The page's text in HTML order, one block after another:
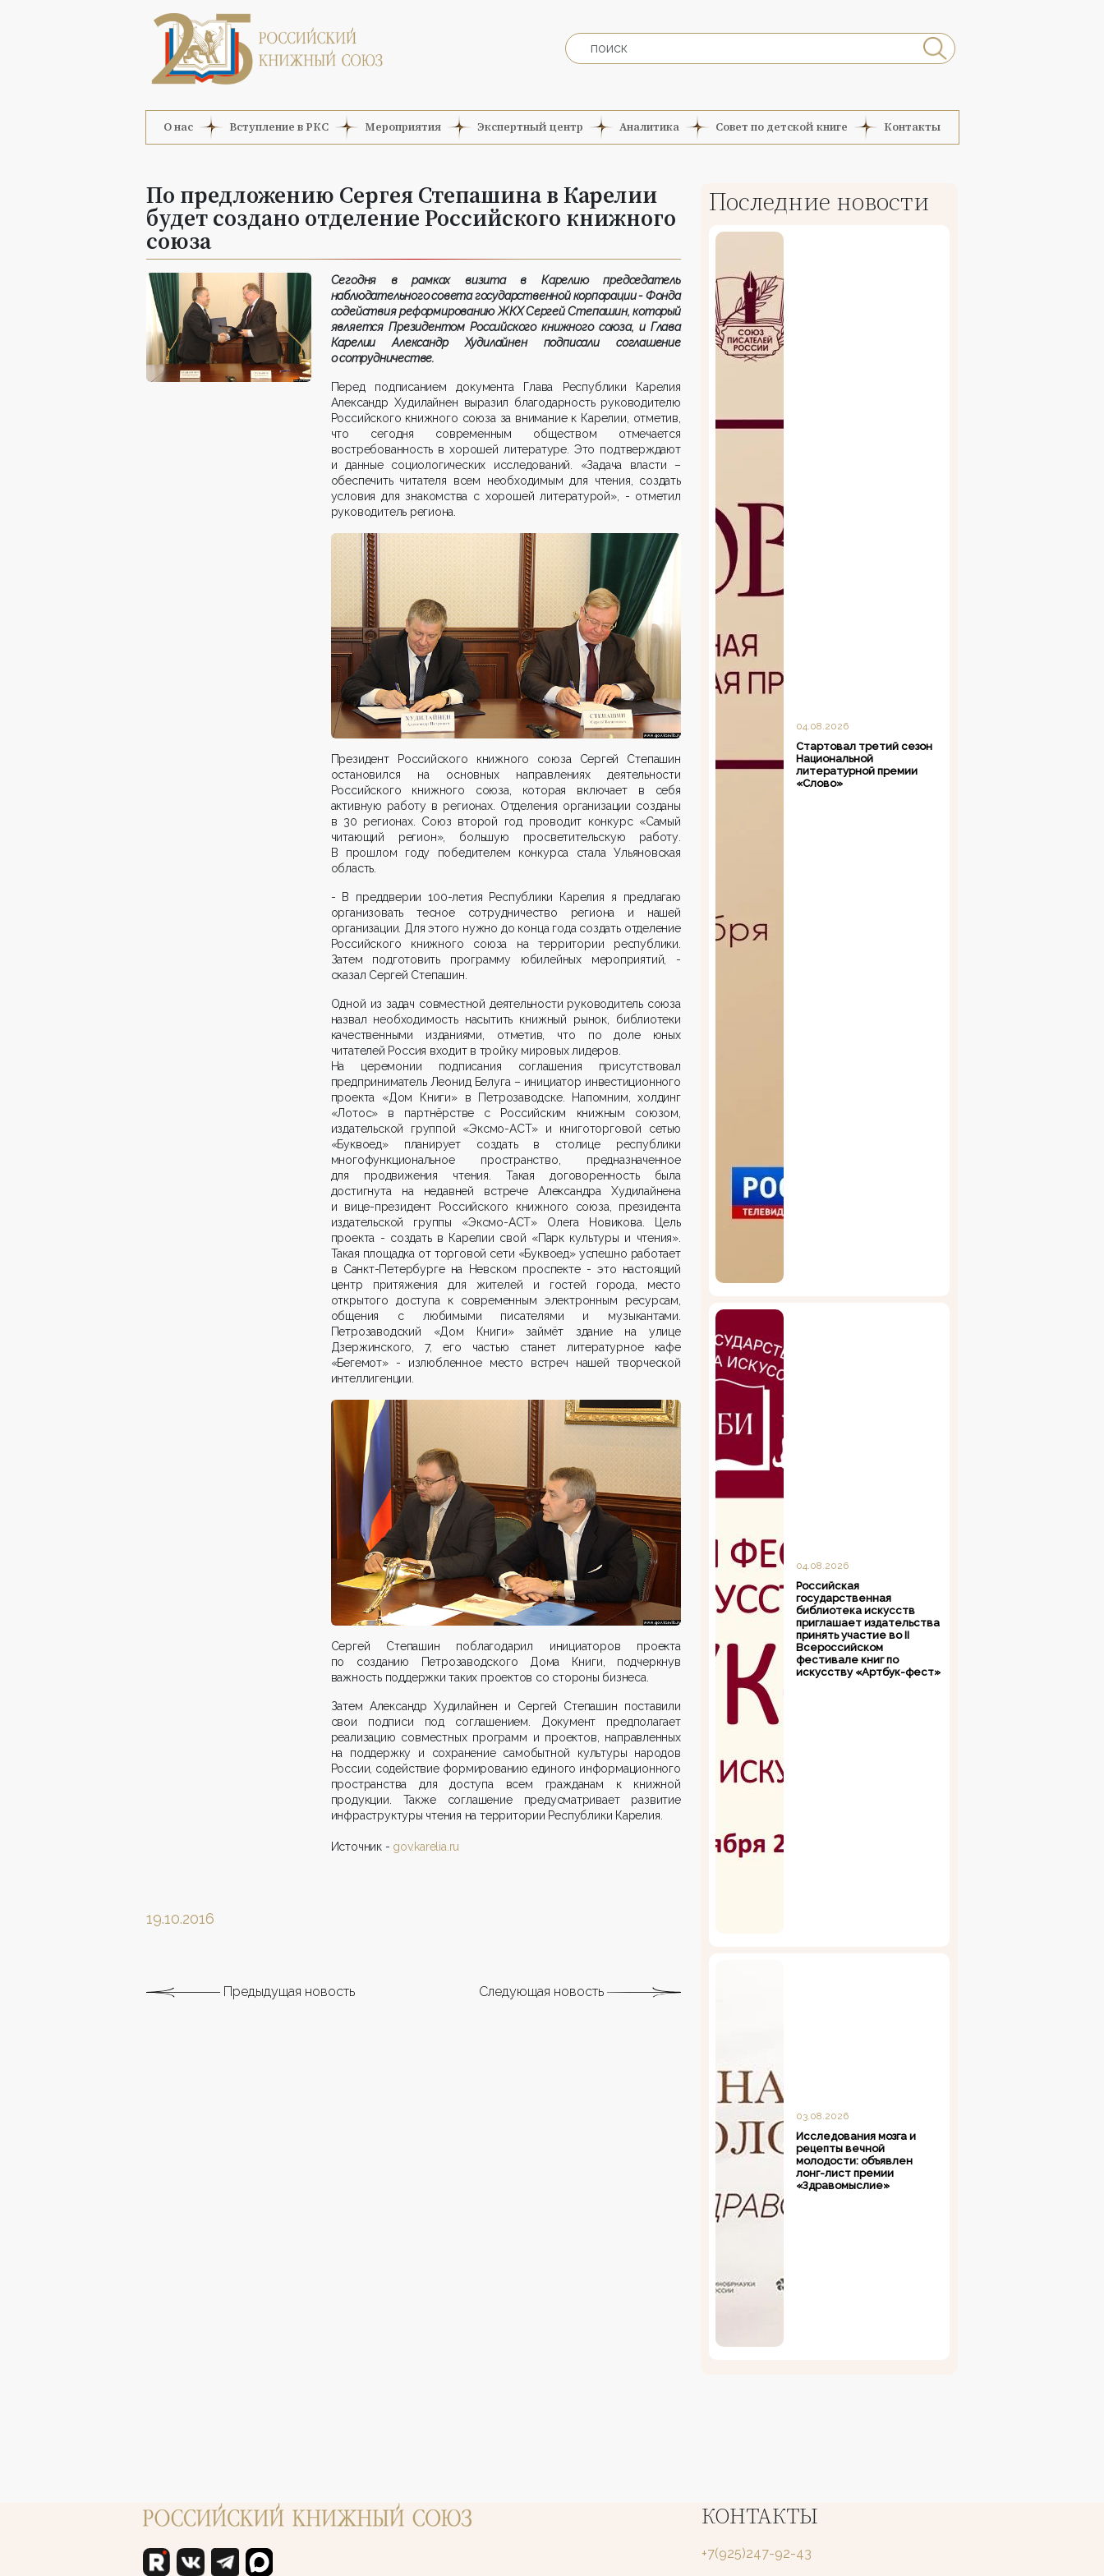
О нас Вступление в РКС Мероприятия Экспертный центр Аналитика Совет по детской книге Контакты
По предложению Сергея Степашина в Карелии
будет создано отделение Российского книжного
союза
Сегодня в рамках визита в Карелию председатель
наблюдательного совета государственной корпорации - Фонда
содействия реформированию ЖКХ Сергей Степашин, который
является Президентом Российского книжного союза, и Глава
Карелии Александр Худилайнен подписали соглашение
о сотрудничестве.
Перед подписанием документа Глава Республики Карелия
Александр Худилайнен выразил благодарность руководителю
Российского книжного союза за внимание к Карелии, отметив,
что сегодня современным обществом отмечается
востребованность в хорошей литературе. Это подтверждают
и данные социологических исследований. «Задача власти –
обеспечить читателя всем необходимым для чтения, создать
условия для знакомства с хорошей литературой», - отметил
руководитель региона.
Президент Российского книжного союза Сергей Степашин
остановился на основных направлениях деятельности
Российского книжного союза, которая включает в себя
активную работу в регионах. Отделения организации созданы
в 30 регионах. Союз второй год проводит конкурс «Самый
читающий регион», большую просветительскую работу.
В прошлом году победителем конкурса стала Ульяновская
область.
- В преддверии 100-летия Республики Карелия я предлагаю
организовать тесное сотрудничество региона и нашей
организации. Для этого нужно до конца года создать отделение
Российского книжного союза на территории республики.
Затем подготовить программу юбилейных мероприятий, -
сказал Сергей Степашин.
Одной из задач совместной деятельности руководитель союза
назвал необходимость насытить книжный рынок, библиотеки
качественными изданиями, отметив, что по доле юных
читателей Россия входит в тройку мировых лидеров.
На церемонии подписания соглашения присутствовал
предприниматель Леонид Белуга – инициатор инвестиционного
проекта «Дом Книги» в Петрозаводске. Напомним, холдинг
«Лотос» в партнёрстве с Российским книжным союзом,
издательской группой «Эксмо-АСТ» и книготорговой сетью
«Буквоед» планирует создать в столице республики
многофункциональное пространство, предназначенное
для продвижения чтения. Такая договоренность была
достигнута на недавней встрече Александра Худилайнена
и вице-президент Российского книжного союза, президента
издательской группы «Эксмо-АСТ» Олега Новикова. Цель
проекта - создать в Карелии свой «Парк культуры и чтения».
Такая площадка от торговой сети «Буквоед» успешно работает
в Санкт-Петербурге на Невском проспекте - это настоящий
центр притяжения для жителей и гостей города, место
открытого доступа к современным электронным ресурсам,
общения с любимыми писателями и музыкантами.
Петрозаводский «Дом Книги» займёт здание на улице
Дзержинского, 7, его частью станет литературное кафе
«Бегемот» - излюбленное место встреч нашей творческой
интеллигенции.
Сергей Степашин поблагодарил инициаторов проекта
по созданию Петрозаводского Дома Книги, подчеркнув
важность поддержки таких проектов со стороны бизнеса.
Затем Александр Худилайнен и Сергей Степашин поставили
свои подписи под соглашением. Документ предполагает
реализацию совместных программ и проектов, направленных
на поддержку и сохранение самобытной культуры народов
России, содействие формированию единого информационного
пространства для доступа всем гражданам к книжной
продукции. Также соглашение предусматривает развитие
инфраструктуры чтения на территории Республики Карелия.
Источник - gov.karelia.ru
19.10.2016
Предыдущая новость Следующая новость
Последние новости
04.08.2026
Стартовал третий сезон
Национальной
литературной премии
«Слово»
04.08.2026
Российская
государственная
библиотека искусств
приглашает издательства
принять участие во II
Всероссийском
фестивале книг по
искусству «Артбук-фест»
03.08.2026
Исследования мозга и
рецепты вечной
молодости: объявлен
лонг-лист премии
«Здравомыслие»
КОНТАКТЫ
+7(925)247-92-43